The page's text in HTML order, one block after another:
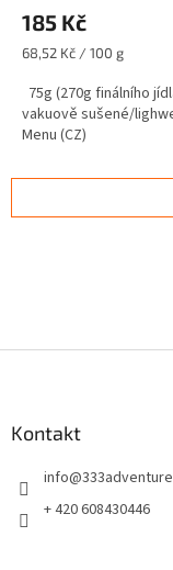
185 Kč
Měrná
68,52 Kč / 100 g
75g (270g finálního
vakuově sušené/
Menu (CZ)
Kontakt
info@
+ 420 608430446